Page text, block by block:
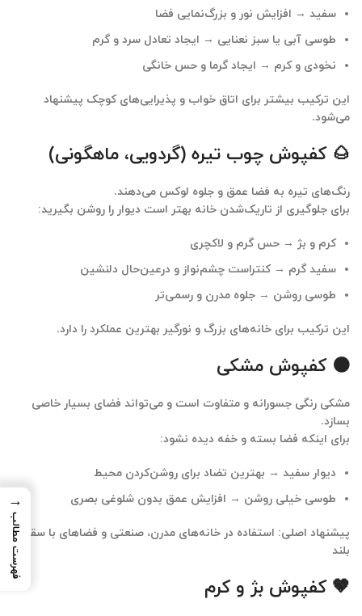
سفید → افزایش نور و بزرگ‌نمایی فضا
طوسی آبی یا سبز نعنایی → ایجاد تعادل سرد و گرم
نخودی و کرم → ایجاد گرما و حس خانگی
این ترکیب بیشتر برای اتاق خواب و پذیرایی‌های کوچک پیشنهاد
می‌شود.
🌰 کفپوش چوب تیره (گردویی، ماهگونی)
رنگ‌های تیره به فضا عمق و جلوه لوکس می‌دهند.
برای جلوگیری از تاریک‌شدن خانه بهتر است دیوار را روشن بگیرید:
کرم و بژ → حس گرم و لاکچری
سفید گرم → کنتراست چشم‌نواز و درعین‌حال دلنشین
طوسی روشن → جلوه مدرن و رسمی‌تر
این ترکیب برای خانه‌های بزرگ و نورگیر بهترین عملکرد را دارد.
⚫ کفپوش مشکی
مشکی رنگی جسورانه و متفاوت است و می‌تواند فضای بسیار خاصی
بسازد.
برای اینکه فضا بسته و خفه دیده نشود:
دیوار سفید → بهترین تضاد برای روشن‌کردن محیط
طوسی خیلی روشن → افزایش عمق بدون شلوغی بصری
پیشنهاد اصلی: استفاده در خانه‌های مدرن، صنعتی و فضاهای با سقف
بلند
🤎 کفپوش بژ و کرم
→
فهرست مطالب